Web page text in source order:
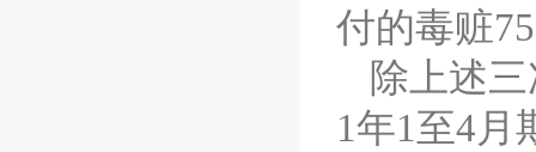
付的毒赃
除上述
1年1至4月